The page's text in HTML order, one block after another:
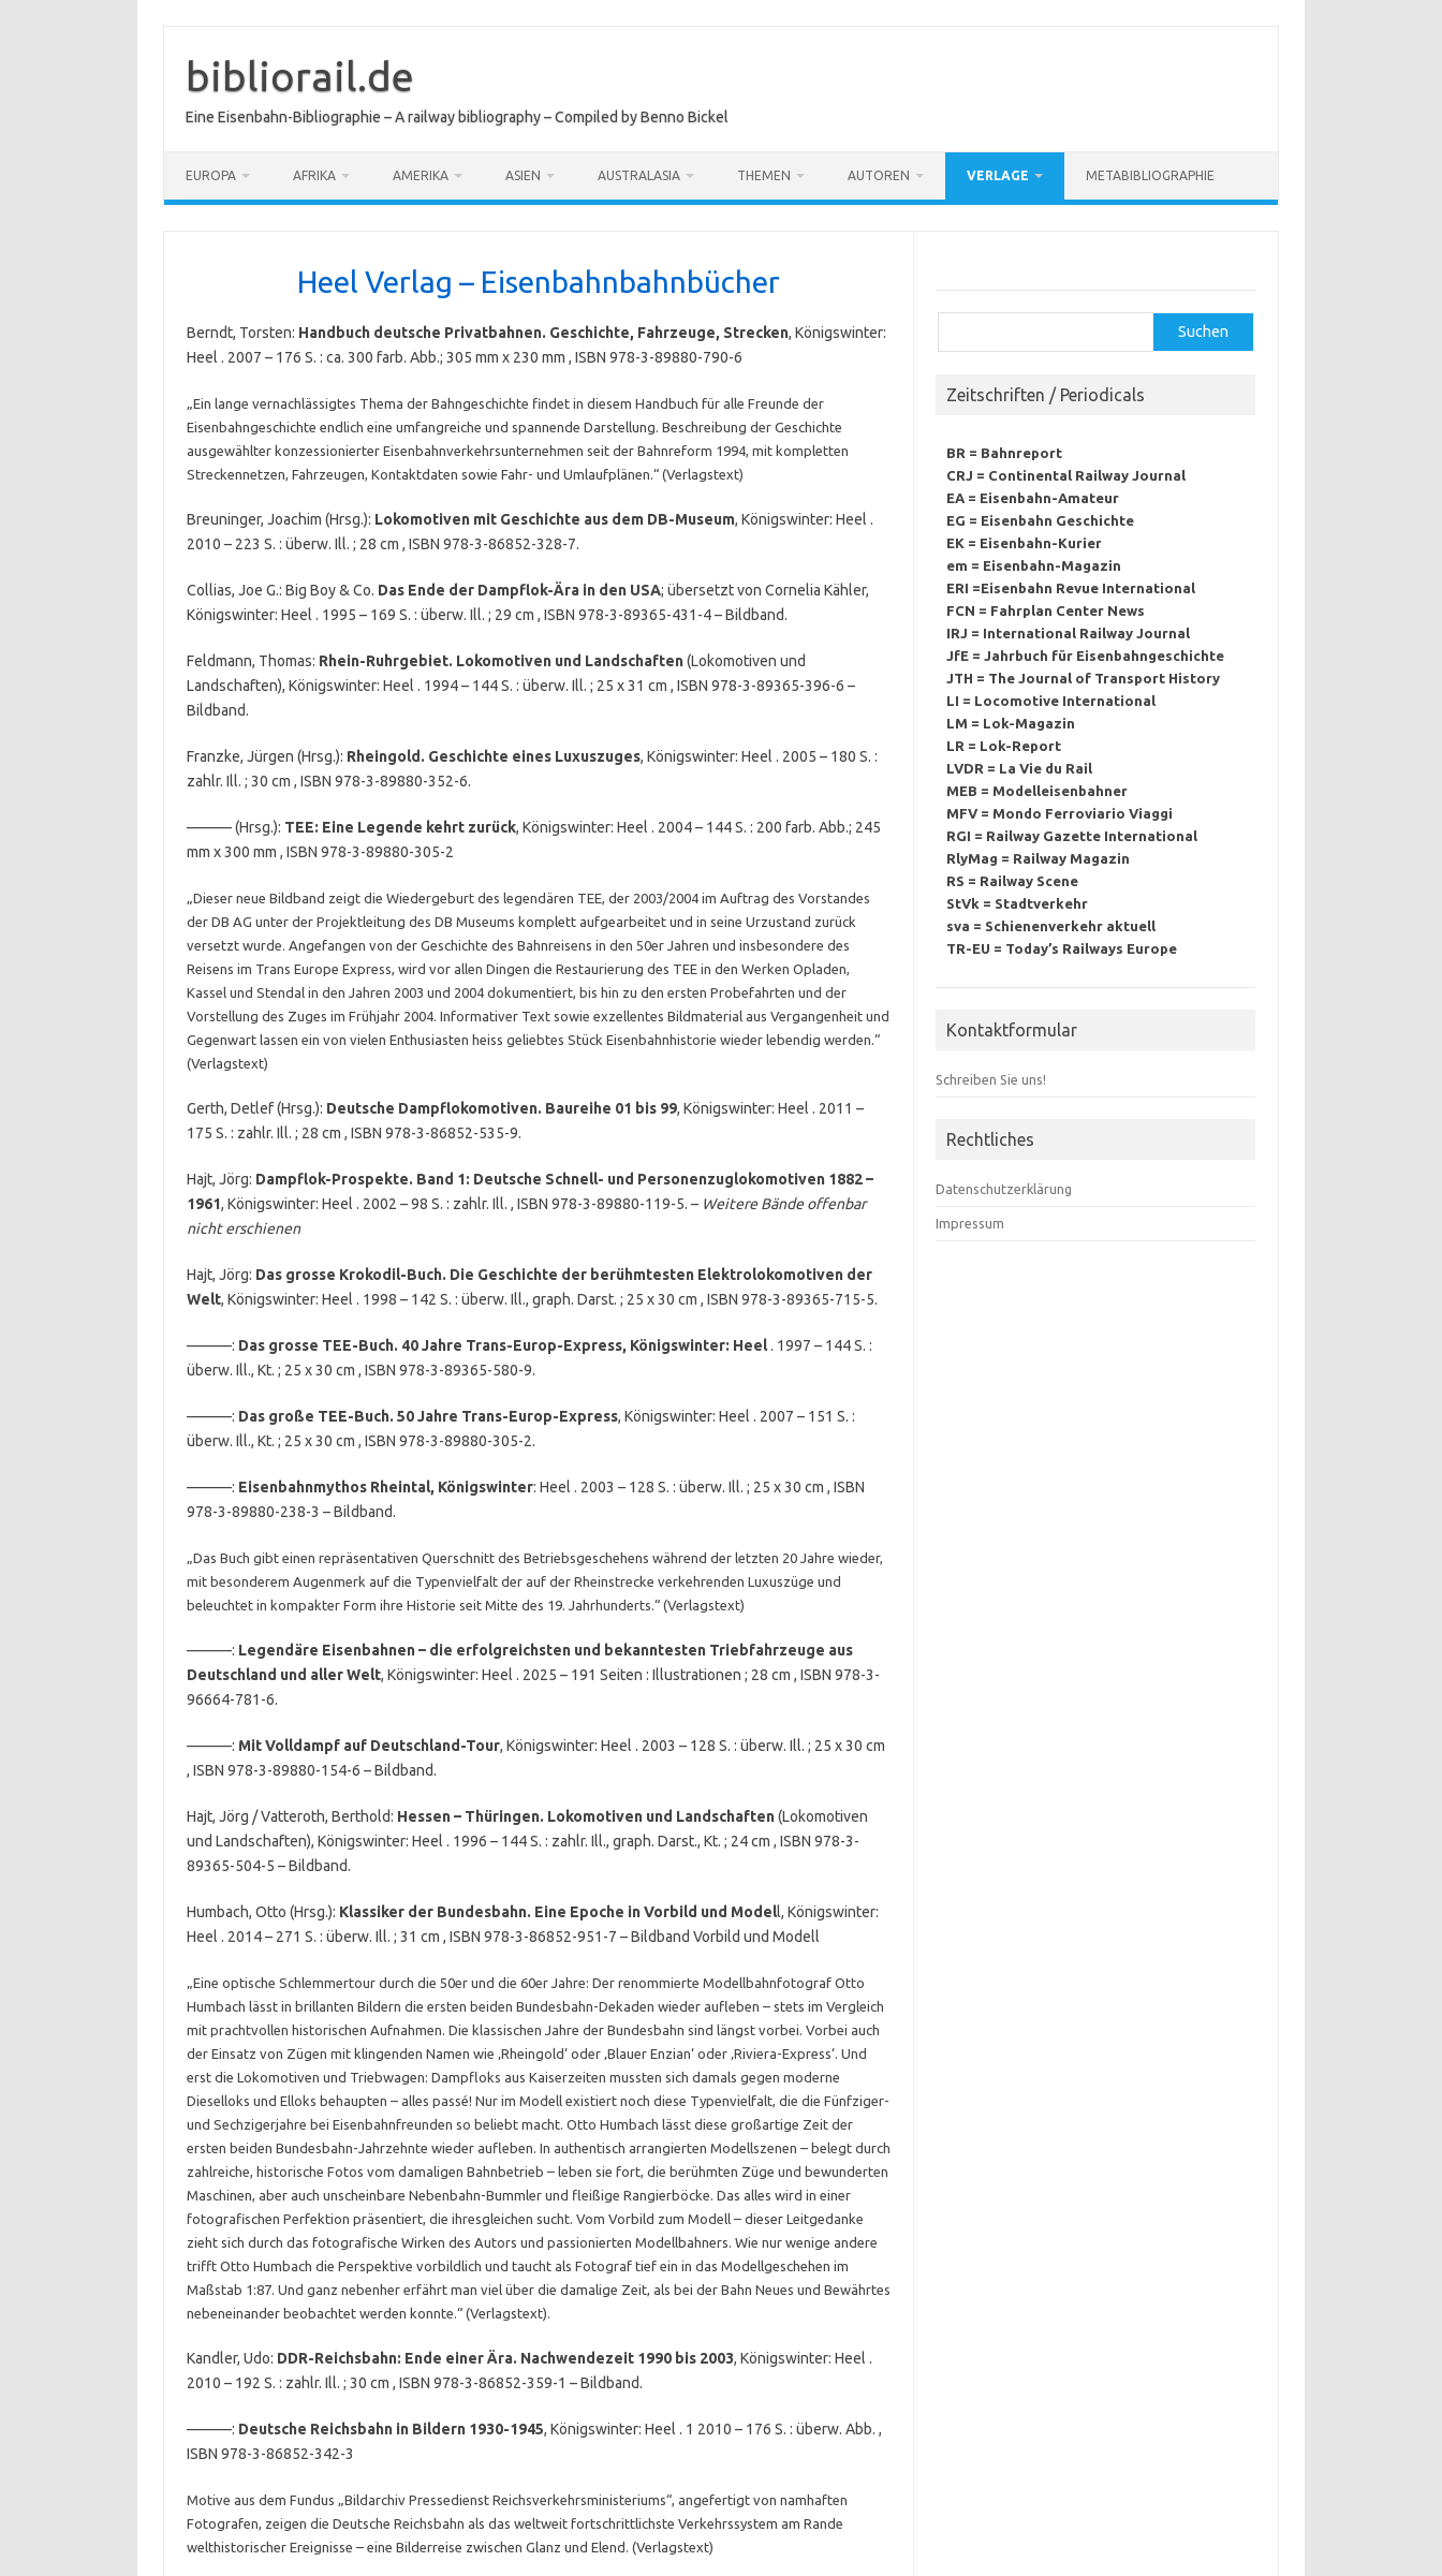
springen
bibliorail.de
Eine Eisenbahn-Bibliographie – A railway bibliography – Compiled by Benno Bickel
EUROPA AFRIKA AMERIKA ASIEN AUSTRALASIA THEMEN AUTOREN VERLAGE METABIBLIOGRAPHIE
Heel Verlag – Eisenbahnbahnbücher
Berndt, Torsten: Handbuch deutsche Privatbahnen. Geschichte, Fahrzeuge, Strecken, Königswinter:
Heel . 2007 – 176 S. : ca. 300 farb. Abb.; 305 mm x 230 mm , ISBN 978-3-89880-790-6
„Ein lange vernachlässigtes Thema der Bahngeschichte findet in diesem Handbuch für alle Freunde der
Eisenbahngeschichte endlich eine umfangreiche und spannende Darstellung. Beschreibung der Geschichte
ausgewählter konzessionierter Eisenbahnverkehrsunternehmen seit der Bahnreform 1994, mit kompletten
Streckennetzen, Fahrzeugen, Kontaktdaten sowie Fahr- und Umlaufplänen.“ (Verlagstext)
Breuninger, Joachim (Hrsg.): Lokomotiven mit Geschichte aus dem DB-Museum, Königswinter: Heel .
2010 – 223 S. : überw. Ill. ; 28 cm , ISBN 978-3-86852-328-7.
Collias, Joe G.: Big Boy & Co. Das Ende der Dampflok-Ära in den USA; übersetzt von Cornelia Kähler,
Königswinter: Heel . 1995 – 169 S. : überw. Ill. ; 29 cm , ISBN 978-3-89365-431-4 – Bildband.
Feldmann, Thomas: Rhein-Ruhrgebiet. Lokomotiven und Landschaften(Lokomotiven und
Landschaften), Königswinter: Heel . 1994 – 144 S. : überw. Ill. ; 25 x 31 cm , ISBN 978-3-89365-396-6 –
Bildband.
Franzke, Jürgen (Hrsg.): Rheingold. Geschichte eines Luxuszuges, Königswinter: Heel . 2005 – 180 S. :
zahlr. Ill. ; 30 cm , ISBN 978-3-89880-352-6.
——— (Hrsg.): TEE: Eine Legende kehrt zurück, Königswinter: Heel . 2004 – 144 S. : 200 farb. Abb.; 245
mm x 300 mm , ISBN 978-3-89880-305-2
„Dieser neue Bildband zeigt die Wiedergeburt des legendären TEE, der 2003/2004 im Auftrag des Vorstandes
der DB AG unter der Projektleitung des DB Museums komplett aufgearbeitet und in seine Urzustand zurück
versetzt wurde. Angefangen von der Geschichte des Bahnreisens in den 50er Jahren und insbesondere des
Reisens im Trans Europe Express, wird vor allen Dingen die Restaurierung des TEE in den Werken Opladen,
Kassel und Stendal in den Jahren 2003 und 2004 dokumentiert, bis hin zu den ersten Probefahrten und der
Vorstellung des Zuges im Frühjahr 2004. Informativer Text sowie exzellentes Bildmaterial aus Vergangenheit und
Gegenwart lassen ein von vielen Enthusiasten heiss geliebtes Stück Eisenbahnhistorie wieder lebendig werden.“
(Verlagstext)
Gerth, Detlef (Hrsg.): Deutsche Dampflokomotiven. Baureihe 01 bis 99, Königswinter: Heel . 2011 –
175 S. : zahlr. Ill. ; 28 cm , ISBN 978-3-86852-535-9.
Hajt, Jörg: Dampflok-Prospekte. Band 1: Deutsche Schnell- und Personenzuglokomotiven 1882 –
1961, Königswinter: Heel . 2002 – 98 S. : zahlr. Ill. , ISBN 978-3-89880-119-5. – Weitere Bände offenbar
nicht erschienen
Hajt, Jörg: Das grosse Krokodil-Buch. Die Geschichte der berühmtesten Elektrolokomotiven der
Welt, Königswinter: Heel . 1998 – 142 S. : überw. Ill., graph. Darst. ; 25 x 30 cm , ISBN 978-3-89365-715-5.
———: Das grosse TEE-Buch. 40 Jahre Trans-Europ-Express, Königswinter: Heel. 1997 – 144 S. :
überw. Ill., Kt. ; 25 x 30 cm , ISBN 978-3-89365-580-9.
———: Das große TEE-Buch. 50 Jahre Trans-Europ-Express, Königswinter: Heel . 2007 – 151 S. :
überw. Ill., Kt. ; 25 x 30 cm , ISBN 978-3-89880-305-2.
———: Eisenbahnmythos Rheintal, Königswinter: Heel . 2003 – 128 S. : überw. Ill. ; 25 x 30 cm , ISBN
978-3-89880-238-3 – Bildband.
„Das Buch gibt einen repräsentativen Querschnitt des Betriebsgeschehens während der letzten 20 Jahre wieder,
mit besonderem Augenmerk auf die Typenvielfalt der auf der Rheinstrecke verkehrenden Luxuszüge und
beleuchtet in kompakter Form ihre Historie seit Mitte des 19. Jahrhunderts.“ (Verlagstext)
———: Legendäre Eisenbahnen – die erfolgreichsten und bekanntesten Triebfahrzeuge aus
Deutschland und aller Welt, Königswinter: Heel . 2025 – 191 Seiten : Illustrationen ; 28 cm , ISBN 978-3-
96664-781-6.
———: Mit Volldampf auf Deutschland-Tour, Königswinter: Heel . 2003 – 128 S. : überw. Ill. ; 25 x 30 cm
, ISBN 978-3-89880-154-6 – Bildband.
Hajt, Jörg / Vatteroth, Berthold: Hessen – Thüringen. Lokomotiven und Landschaften(Lokomotiven
und Landschaften), Königswinter: Heel . 1996 – 144 S. : zahlr. Ill., graph. Darst., Kt. ; 24 cm , ISBN 978-3-
89365-504-5 – Bildband.
Humbach, Otto (Hrsg.): Klassiker der Bundesbahn. Eine Epoche in Vorbild und Modell, Königswinter:
Heel . 2014 – 271 S. : überw. Ill. ; 31 cm , ISBN 978-3-86852-951-7 – Bildband Vorbild und Modell
„Eine optische Schlemmertour durch die 50er und die 60er Jahre: Der renommierte Modellbahnfotograf Otto
Humbach lässt in brillanten Bildern die ersten beiden Bundesbahn-Dekaden wieder aufleben – stets im Vergleich
mit prachtvollen historischen Aufnahmen. Die klassischen Jahre der Bundesbahn sind längst vorbei. Vorbei auch
der Einsatz von Zügen mit klingenden Namen wie ‚Rheingold‘ oder ‚Blauer Enzian‘ oder ‚Riviera-Express‘. Und
erst die Lokomotiven und Triebwagen: Dampfloks aus Kaiserzeiten mussten sich damals gegen moderne
Dieselloks und Elloks behaupten – alles passé! Nur im Modell existiert noch diese Typenvielfalt, die die Fünfziger-
und Sechzigerjahre bei Eisenbahnfreunden so beliebt macht. Otto Humbach lässt diese großartige Zeit der
ersten beiden Bundesbahn-Jahrzehnte wieder aufleben. In authentisch arrangierten Modellszenen – belegt durch
zahlreiche, historische Fotos vom damaligen Bahnbetrieb – leben sie fort, die berühmten Züge und bewunderten
Maschinen, aber auch unscheinbare Nebenbahn-Bummler und fleißige Rangierböcke. Das alles wird in einer
fotografischen Perfektion präsentiert, die ihresgleichen sucht. Vom Vorbild zum Modell – dieser Leitgedanke
zieht sich durch das fotografische Wirken des Autors und passionierten Modellbahners. Wie nur wenige andere
trifft Otto Humbach die Perspektive vorbildlich und taucht als Fotograf tief ein in das Modellgeschehen im
Maßstab 1:87. Und ganz nebenher erfährt man viel über die damalige Zeit, als bei der Bahn Neues und Bewährtes
nebeneinander beobachtet werden konnte.“ (Verlagstext).
Kandler, Udo: DDR-Reichsbahn: Ende einer Ära. Nachwendezeit 1990 bis 2003, Königswinter: Heel .
2010 – 192 S. : zahlr. Ill. ; 30 cm , ISBN 978-3-86852-359-1 – Bildband.
———: Deutsche Reichsbahn in Bildern 1930-1945, Königswinter: Heel . 1 2010 – 176 S. : überw. Abb. ,
ISBN 978-3-86852-342-3
Motive aus dem Fundus „Bildarchiv Pressedienst Reichsverkehrsministeriums“, angefertigt von namhaften
Fotografen, zeigen die Deutsche Reichsbahn als das weltweit fortschrittlichste Verkehrssystem am Rande
welthistorischer Ereignisse – eine Bilderreise zwischen Glanz und Elend. (Verlagstext)
Suchen
Zeitschriften / Periodicals
BR = Bahnreport
CRJ = Continental Railway Journal
EA = Eisenbahn-Amateur
EG = Eisenbahn Geschichte
EK = Eisenbahn-Kurier
em = Eisenbahn-Magazin
ERI =Eisenbahn Revue International
FCN = Fahrplan Center News
IRJ = International Railway Journal
JfE = Jahrbuch für Eisenbahngeschichte
JTH = The Journal of Transport History
LI = Locomotive International
LM = Lok-Magazin
LR = Lok-Report
LVDR = La Vie du Rail
MEB = Modelleisenbahner
MFV = Mondo Ferroviario Viaggi
RGI = Railway Gazette International
RlyMag = Railway Magazin
RS = Railway Scene
StVk = Stadtverkehr
sva = Schienenverkehr aktuell
TR-EU = Today’s Railways Europe
Kontaktformular
Schreiben Sie uns!
Rechtliches
Datenschutzerklärung
Impressum